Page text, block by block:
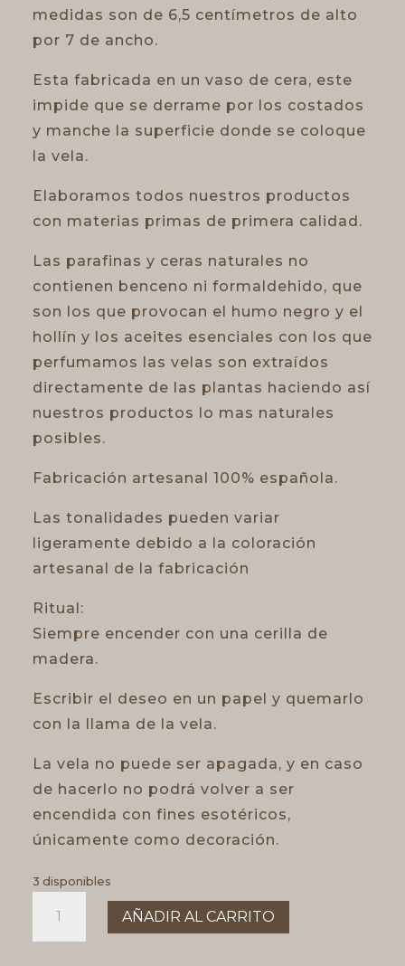
medidas son de 6,5 centímetros de alto
por 7 de ancho.
Esta fabricada en un vaso de cera, este
impide que se derrame por los costados
y manche la superficie donde se coloque
la vela.
Elaboramos todos nuestros productos
con materias primas de primera calidad.
Las parafinas y ceras naturales no
contienen benceno ni formaldehido, que
son los que provocan el humo negro y el
hollín y los aceites esenciales con los que
perfumamos las velas son extraídos
directamente de las plantas haciendo así
nuestros productos lo mas naturales
posibles.
Fabricación artesanal 100% española.
Las tonalidades pueden variar
ligeramente debido a la coloración
artesanal de la fabricación
Ritual:
Siempre encender con una cerilla de
madera.
Escribir el deseo en un papel y quemarlo
con la llama de la vela.
La vela no puede ser apagada, y en caso
de hacerlo no podrá volver a ser
encendida con fines esotéricos,
únicamente como decoración.
3 disponibles
OJO
TURCO
AÑADIR AL CARRITO